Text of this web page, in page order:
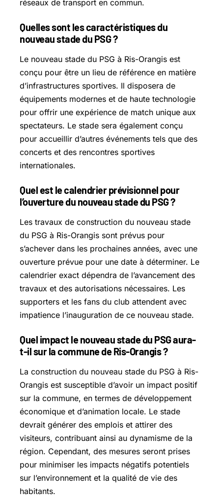
réseaux de transport en commun.
Quelles sont les caractéristiques du
nouveau stade du PSG ?
Le nouveau stade du PSG à Ris-Orangis est
conçu pour être un lieu de référence en matière
d’infrastructures sportives. Il disposera de
équipements modernes et de haute technologie
pour offrir une expérience de match unique aux
spectateurs. Le stade sera également conçu
pour accueillir d’autres événements tels que des
concerts et des rencontres sportives
internationales.
Quel est le calendrier prévisionnel pour
l’ouverture du nouveau stade du PSG ?
Les travaux de construction du nouveau stade
du PSG à Ris-Orangis sont prévus pour
s’achever dans les prochaines années, avec une
ouverture prévue pour une date à déterminer. Le
calendrier exact dépendra de l’avancement des
travaux et des autorisations nécessaires. Les
supporters et les fans du club attendent avec
impatience l’inauguration de ce nouveau stade.
Quel impact le nouveau stade du PSG aura-
t-il sur la commune de Ris-Orangis ?
La construction du nouveau stade du PSG à Ris-
Orangis est susceptible d’avoir un impact positif
sur la commune, en termes de développement
économique et d’animation locale. Le stade
devrait générer des emplois et attirer des
visiteurs, contribuant ainsi au dynamisme de la
région. Cependant, des mesures seront prises
pour minimiser les impacts négatifs potentiels
sur l’environnement et la qualité de vie des
habitants.